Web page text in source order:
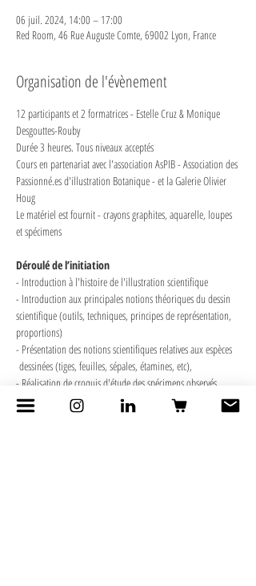
06 juil. 2024, 14:00 – 17:00
Red Room, 46 Rue Auguste Comte, 69002 Lyon, France
Organisation de l'évènement
12 participants et 2 formatrices - Estelle Cruz & Monique
Desgouttes-Rouby
Durée 3 heures. Tous niveaux acceptés
Cours en partenariat avec l'association AsPIB - Association des
Passionné.es d'illustration Botanique - et la Galerie Olivier
Houg
Le matériel est fournit - crayons graphites, aquarelle, loupes
et spécimens
Déroulé de l’initiation
- Introduction à l'histoire de l'illustration scientifique
- Introduction aux principales notions théoriques du dessin
scientifique (outils, techniques, principes de représentation,
proportions)
- Présentation des notions scientifiques relatives aux espèces
dessinées (tiges, feuilles, sépales, étamines, etc),
- Réalisation de croquis d'étude des spécimens observés
- Réalisation d'un dessin scientifique à l’échelle, mise en
volume et colorisation